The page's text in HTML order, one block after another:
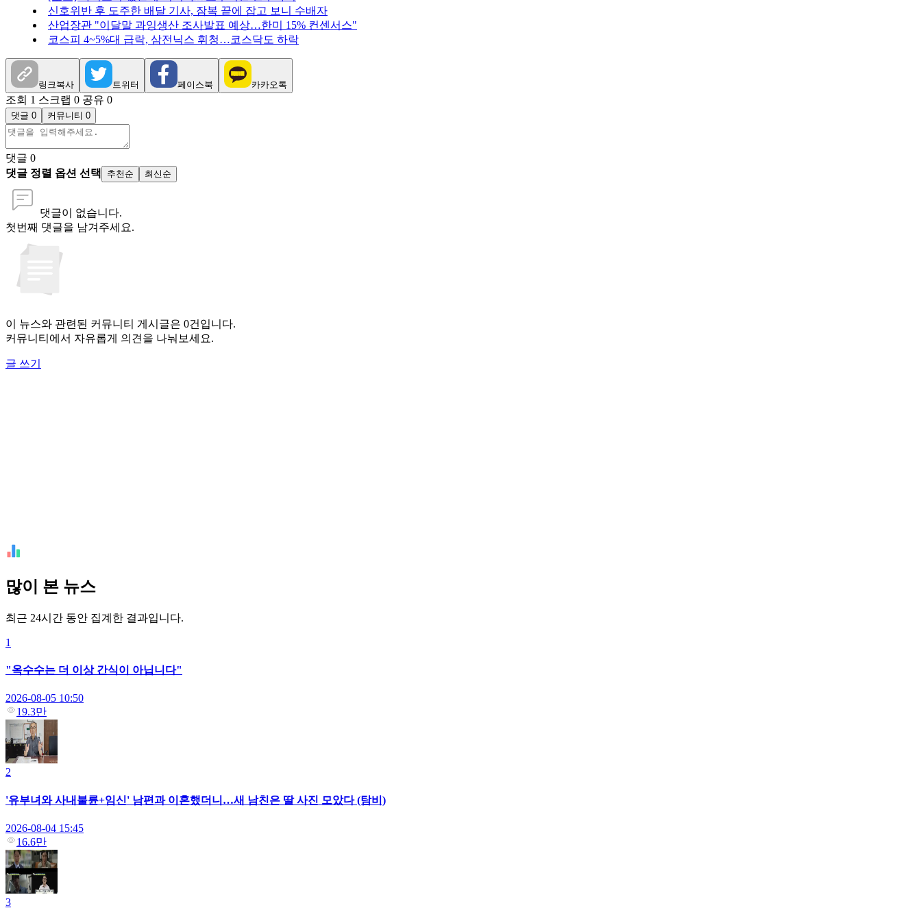
신호위반 후 도주한 배달 기사, 잠복 끝에 잡고 보니 수배자
산업장관 "이달말 과잉생산 조사발표 예상…한미 15% 컨센서스"
코스피 4~5%대 급락, 삼전닉스 휘청…코스닥도 하락
링크복사 트위터 페이스북 카카오톡
조회 1 스크랩 0 공유 0
댓글 0 커뮤니티 0
댓글 0
댓글 정렬 옵션 선택
추천순 최신순
댓글이 없습니다.
첫번째 댓글을 남겨주세요.
이 뉴스와 관련된 커뮤니티 게시글은 0건입니다.
커뮤니티에서 자유롭게 의견을 나눠보세요.
글 쓰기
많이 본 뉴스
최근 24시간 동안 집계한 결과입니다.
1
"옥수수는 더 이상 간식이 아닙니다"
2026-08-05 10:50
19.3만
2
'유부녀와 사내불륜+임신' 남편과 이혼했더니…새 남친은 딸 사진 모았다 (탐비)
2026-08-04 15:45
16.6만
3